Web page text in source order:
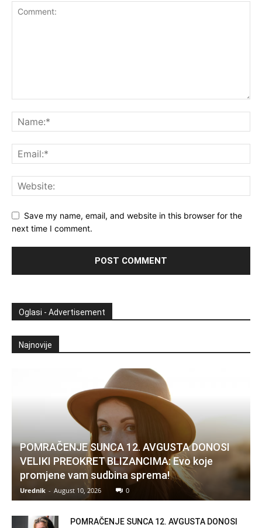
Save my name, email, and website in this browser for the
next time I comment.
Oglasi - Advertisement
Najnovije
POMRAČENJE SUNCA 12. AVGUSTA DONOSI
VELIKI PREOKRET BLIZANCIMA: Evo koje
promjene vam sudbina sprema!
Urednik - August 10, 2026 0
POMRAČENJE SUNCA 12. AVGUSTA DONOSI